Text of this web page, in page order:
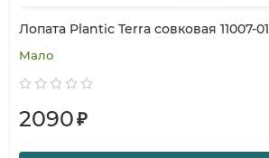
Лопата Plantic Terra совковая 11007-01
Мало
2090₽